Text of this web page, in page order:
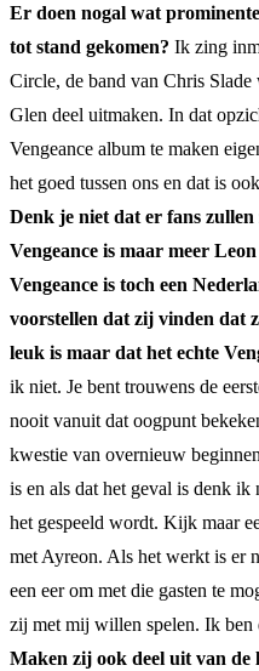
Er doen nogal wat
tot stand gekomen? Ik zing
Circle, de band van Chris
Glen deel uitmaken. In dat
Vengeance album te maken
het goed tussen ons en dat is
Denk je niet dat er fans
Vengeance is maar meer
Vengeance is toch een
voorstellen dat zij vinden dat
leuk is maar dat het echte
ik niet. Je bent trouwens de
nooit vanuit dat oogpunt
kwestie van overnieuw
is en als dat het geval is denk
het gespeeld wordt. Kijk maar
met Ayreon. Als het werkt is er
een eer om met die gasten te
zij met mij willen spelen. Ik ben
Maken zij ook deel uit van de